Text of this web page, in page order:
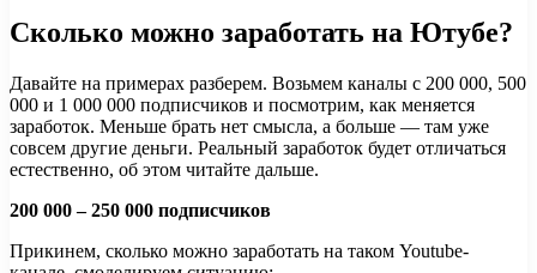
Сколько можно заработать на Ютубе?
Давайте на примерах разберем. Возьмем каналы с 200 000, 500
000 и 1 000 000 подписчиков и посмотрим, как меняется
заработок. Меньше брать нет смысла, а больше — там уже
совсем другие деньги. Реальный заработок будет отличаться
естественно, об этом читайте дальше.
200 000 – 250 000 подписчиков
Прикинем, сколько можно заработать на таком Youtube-